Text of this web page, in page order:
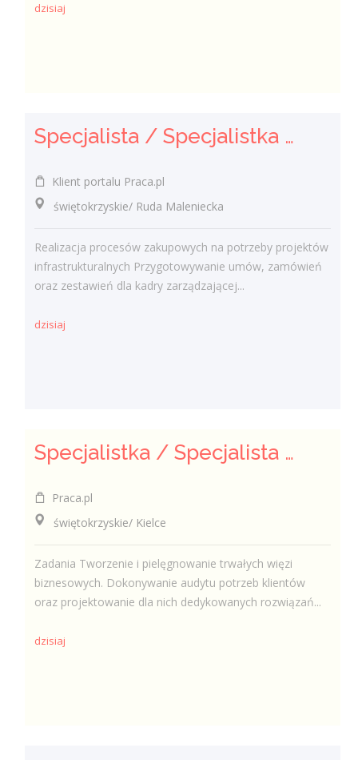
dzisiaj
Specjalista / Specjalistka ds. Zakupów
Klient portalu Praca.pl
świętokrzyskie/ Ruda Maleniecka
Realizacja procesów zakupowych na potrzeby projektów
infrastrukturalnych Przygotowywanie umów, zamówień
oraz zestawień dla kadry zarządzającej...
dzisiaj
Specjalistka / Specjalista ds. Sprzedaży ubezpieczeń
Praca.pl
świętokrzyskie/ Kielce
Zadania Tworzenie i pielęgnowanie trwałych więzi
biznesowych. Dokonywanie audytu potrzeb klientów
oraz projektowanie dla nich dedykowanych rozwiązań...
dzisiaj